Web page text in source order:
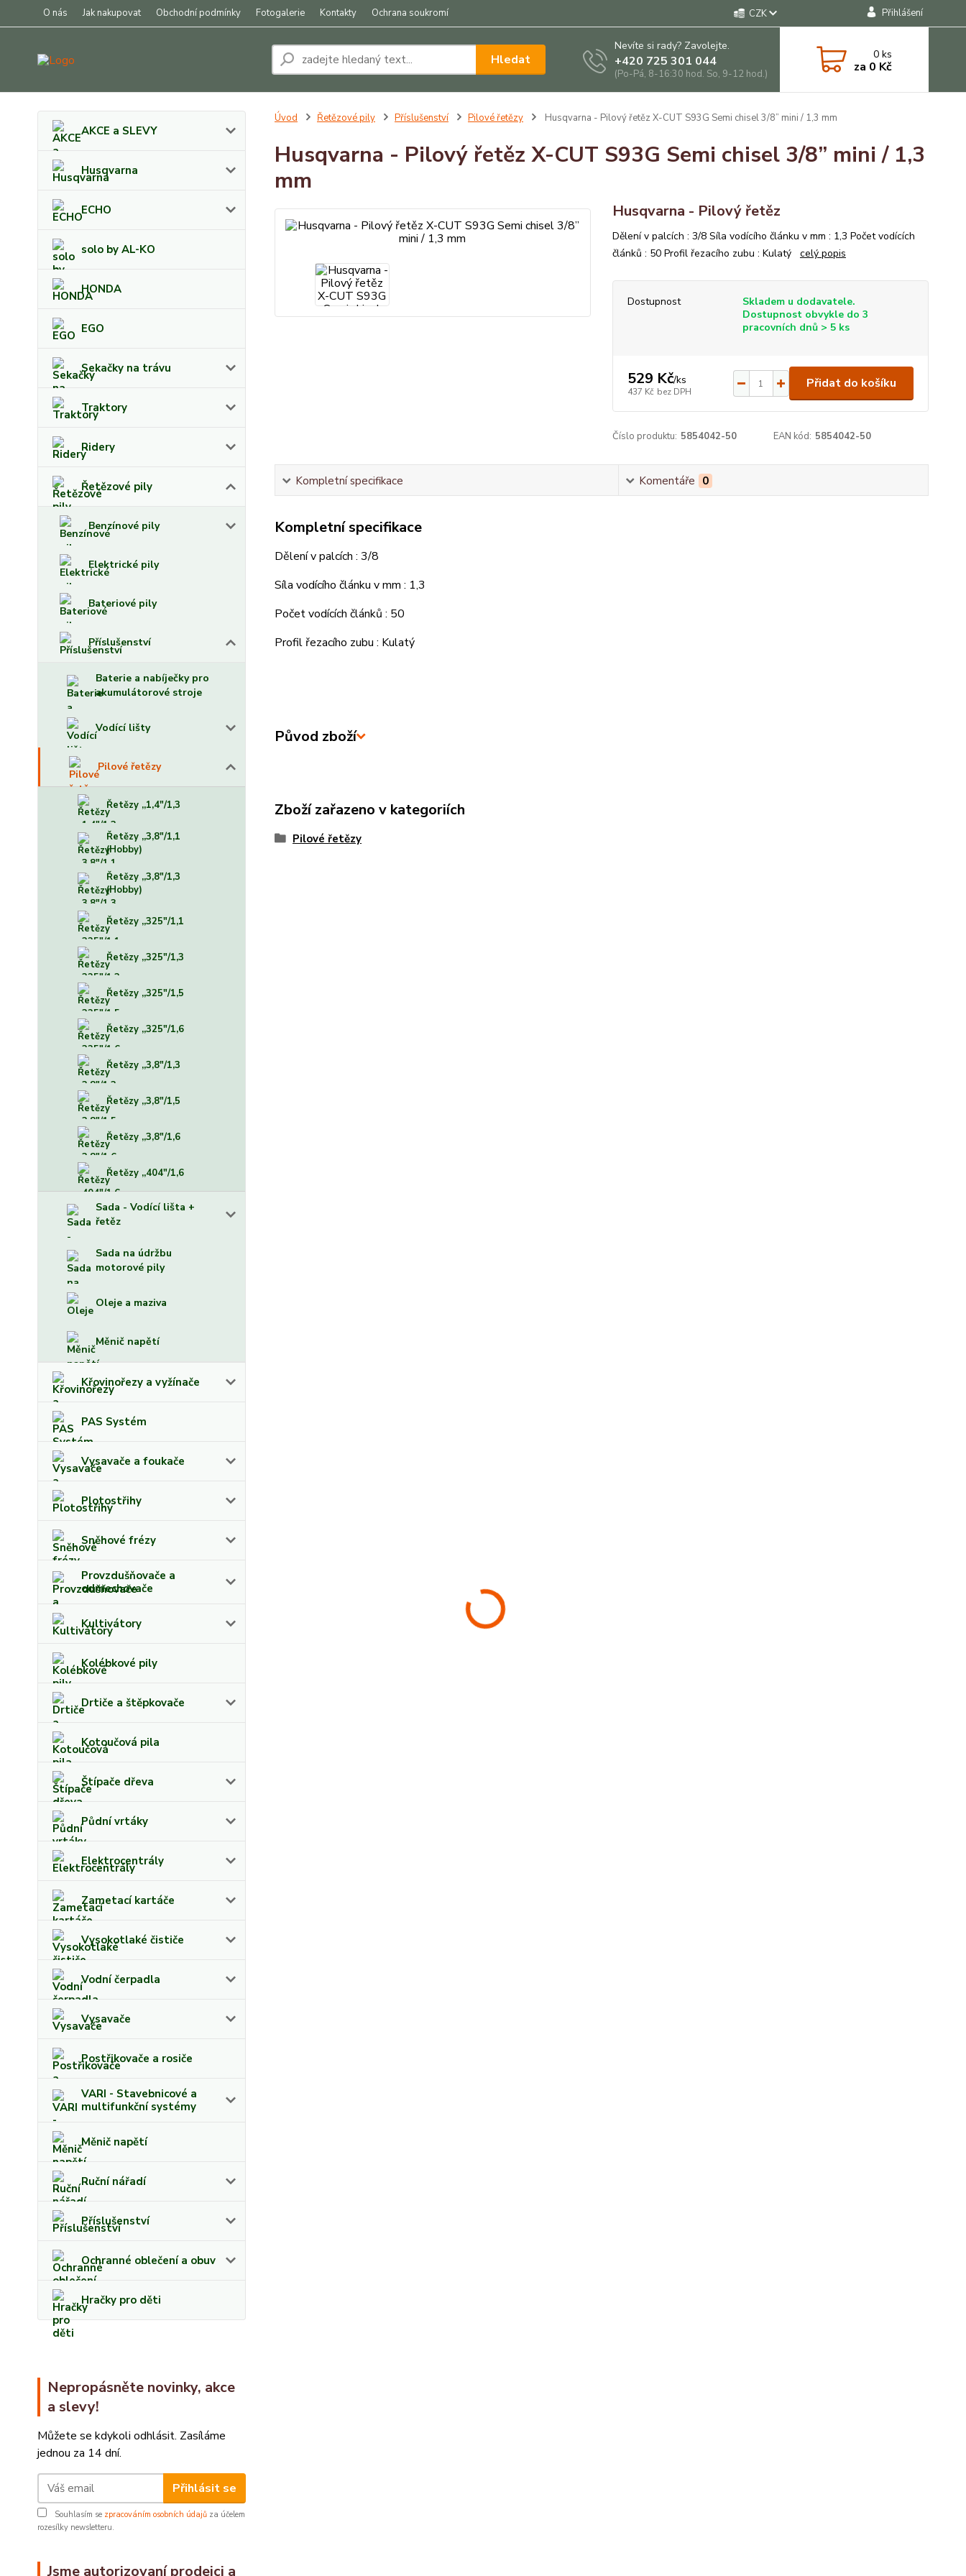
O nás Jak nakupovat Obchodní podmínky Fotogalerie Kontakty Ochrana soukromí CZK Přihlášení
Hledat
Nevíte si rady? Zavolejte.
+420 725 301 044
(Po-Pá, 8-16:30 hod. So, 9-12 hod.)
0ks
za 0 Kč
AKCE a SLEVY
Husqvarna
ECHO
solo by AL-KO
HONDA
EGO
Sekačky na trávu
Traktory
Ridery
Řetězové pily
Benzínové pily
Elektrické pily
Bateriové pily
Příslušenství
Baterie a nabíječky pro
akumulátorové stroje
Vodící lišty
Pilové řetězy
Řetězy ,,1,4"/1,3
Řetězy ,,3,8"/1,1
(Hobby)
Řetězy ,,3,8"/1,3
(Hobby)
Řetězy ,,325"/1,1
Řetězy ,,325"/1,3
Řetězy ,,325"/1,5
Řetězy ,,325"/1,6
Řetězy ,,3,8"/1,3
Řetězy ,,3,8"/1,5
Řetězy ,,3,8"/1,6
Řetězy ,,404"/1,6
Sada - Vodící lišta +
řetěz
Sada na údržbu
motorové pily
Oleje a maziva
Měnič napětí
Křovinořezy a vyžínače
PAS Systém
Vysavače a foukače
Plotostřihy
Sněhové frézy
Provzdušňovače a
odmechovače
Kultivátory
Kolébkové pily
Drtiče a štěpkovače
Kotoučová pila
Štípače dřeva
Půdní vrtáky
Elektrocentrály
Zametací kartáče
Vysokotlaké čističe
Vodní čerpadla
Vysavače
Postřikovače a rosiče
VARI - Stavebnicové a
multifunkční systémy
Měnič napětí
Ruční nářadí
Příslušenství
Ochranné oblečení a obuv
Hračky pro děti
Nepropásněte novinky, akce
a slevy!
Můžete se kdykoli odhlásit. Zasíláme
jednou za 14 dní.
Přihlásit se
Souhlasím se zpracováním osobních údajů za účelem
rozesílky newsletteru.
Jsme autorizovaní prodejci a
Úvod Řetězové pily Příslušenství Pilové řetězy Husqvarna - Pilový řetěz X-CUT S93G Semi chisel 3/8” mini / 1,3 mm
Husqvarna - Pilový řetěz X-CUT S93G Semi chisel 3/8” mini / 1,3
mm
Husqvarna - Pilový řetěz
Dělení v palcích : 3/8 Síla vodícího článku v mm : 1,3 Počet vodících
článků : 50 Profil řezacího zubu : Kulatý celý popis
Dostupnost
Skladem u dodavatele.
Dostupnost obvykle do 3
pracovních dnů > 5 ks
529 Kč/ks
437 Kč bez DPH
Přidat do košíku
Číslo produktu: 5854042-50 EAN kód: 5854042-50
Kompletní specifikace Komentáře 0
Kompletní specifikace
Dělení v palcích : 3/8
Síla vodícího článku v mm : 1,3
Počet vodících článků : 50
Profil řezacího zubu : Kulatý
Původ zboží
Zboží zařazeno v kategoriích
Pilové řetězy